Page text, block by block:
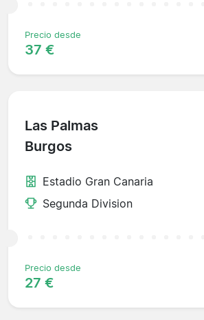
Precio desde
37 €
Las Palmas
Burgos
Estadio Gran Canaria
Segunda Division
Precio desde
27 €